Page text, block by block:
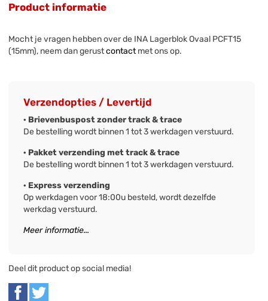
Product informatie
Mocht je vragen hebben over de INA Lagerblok Ovaal PCFT15
(15mm), neem dan gerustcontactmet ons op.
Verzendopties / Levertijd
· Brievenbuspost zonder track & trace
De bestelling wordt binnen 1 tot 3 werkdagen verstuurd.
· Pakket verzending met track & trace
De bestelling wordt binnen 1 tot 3 werkdagen verstuurd.
· Express verzending
Op werkdagen voor 18:00u besteld, wordt dezelfde
werkdag verstuurd.
Meer informatie...
Deel dit product op social media!